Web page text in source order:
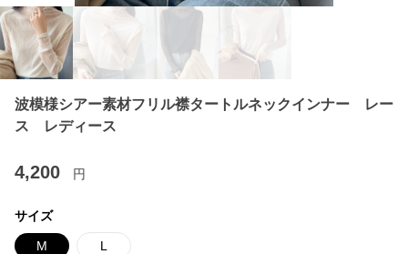
波模様シアー素材フリル襟タートルネックインナー レー
ス レディース
4,200 円
サイズ
M L